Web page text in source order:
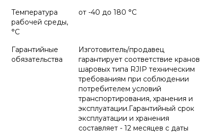
Температура
рабочей среды,
°С
от -40 до 180 °C
Гарантийные
обязательства
Изготовитель/продавец
гарантирует соответствие кранов
шаровых типа RJIP техническим
требованиям при соблюдении
потребителем условий
транспортирования, хранения и
эксплуатации.Гарантийный срок
эксплуатации и хранения
составляет - 12 месяцев с даты